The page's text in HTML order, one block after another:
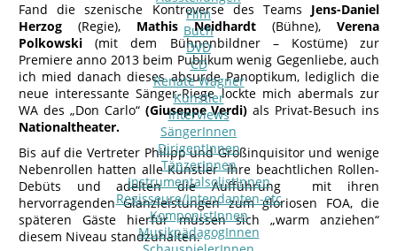
Film
Buch
DVD
CD
Renate Wagner
Künstler
Interviews
SängerInnen
DirigentInnen
TänzerInnen
InstrumentalsolistInnen
Regisseure/Intendanten-etc
KomponistInnen
MusikpädagogInnen
Fand die szenische Kontroverse des Teams Jens-Daniel
Herzog (Regie), Mathis Neidhardt (Bühne), Verena
Polkowski(mit dem Bühnenbildner – Kostüme) zur
Premiere anno 2013 beim Publikum wenig Gegenliebe, auch
ich mied danach dieses absurde Panoptikum, lediglich die
neue interessante Sänger-Riege lockte mich abermals zur
WA des „Don Carlo“ (Giuseppe Verdi)als Privat-Besuch ins
Nationaltheater.
Bis auf die Vertreter Philipp und Großinquisitor und wenige
Nebenrollen hatten alle Künstler ihre beachtlichen Rollen-
Debüts und adelten die Aufführung mit ihren
hervorragenden Glanzleistungen zum gloriosen FOA, die
späteren Gäste hierfür müssen sich „warm anziehen“
diesem Niveau standzuhalten.